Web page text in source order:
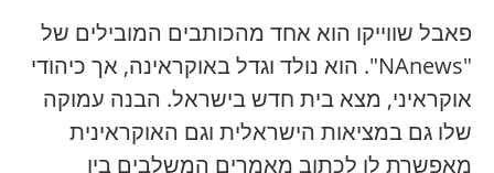
פאבל שווייקו הוא אחד מהכותבים המובילים של
"NAnews". הוא נולד וגדל באוקראינה, אך כיהודי
אוקראיני, מצא בית חדש בישראל. הבנה עמוקה
שלו גם במציאות הישראלית וגם האוקראינית
מאפשרת לו לכתוב מאמרים המשלבים בין